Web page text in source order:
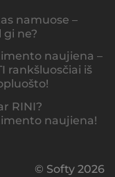
namuose –
gi ne?
naujiena –
rankšluosčiai iš
RINI?
naujiena!
© Softy 2026